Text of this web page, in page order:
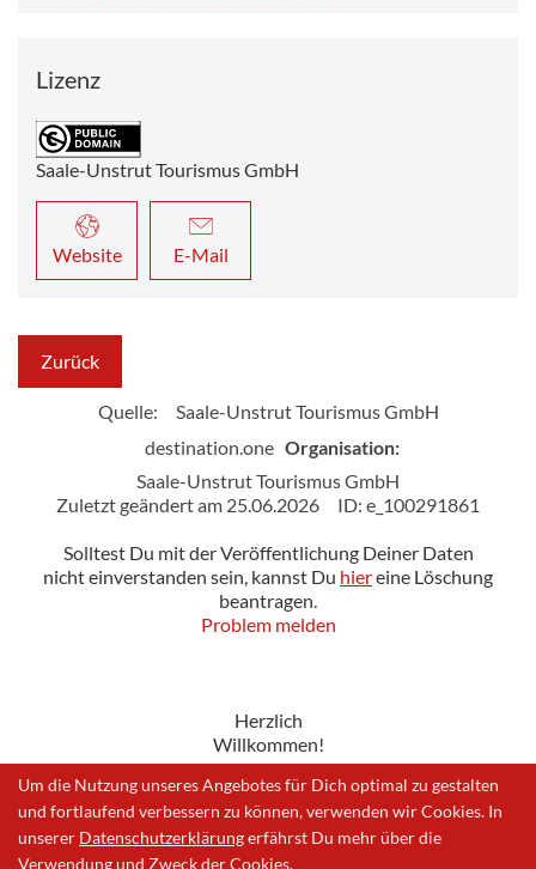
Lizenz
Saale-Unstrut Tourismus GmbH
Website E-Mail
Zurück
Quelle:
Saale-Unstrut Tourismus GmbH
destination.one Organisation:
Saale-Unstrut Tourismus GmbH
Zuletzt geändert am 25.06.2026
ID: e_100291861
Solltest Du mit der Veröffentlichung Deiner Daten
nicht einverstanden sein, kannst Du hiereine Löschung
beantragen.
Problem melden
Herzlich
Willkommen!
Impressum|Datenschutzerklärung |Problem melden
Um die Nutzung unseres Angebotes für Dich optimal zu gestalten
und fortlaufend verbessern zu können, verwenden wir Cookies. In
unserer Datenschutzerklärungerfährst Du mehr über die
Verwendung und Zweck der Cookies.